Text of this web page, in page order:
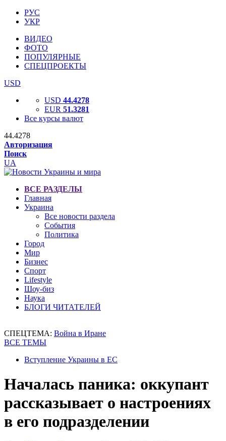
РУС
УКР
ВИДЕО
ФОТО
ПОПУЛЯРНЫЕ
СПЕЦПРОЕКТЫ
USD
USD 44.4278
EUR 51.3281
Все курсы валют
44.4278
Авторизация
Поиск
UA
ВСЕ РАЗДЕЛЫ
Главная
Украина
Все новости раздела
События
Политика
Город
Мир
Бизнес
Спорт
Lifestyle
Шоу-биз
Наука
БЛОГИ ЧИТАТЕЛЕЙ
СПЕЦТЕМА: Война в Иране
ВСЕ ТЕМЫ
Вступление Украины в ЕС
Началась паника: оккупант
рассказывает о настроениях
в его подразделении